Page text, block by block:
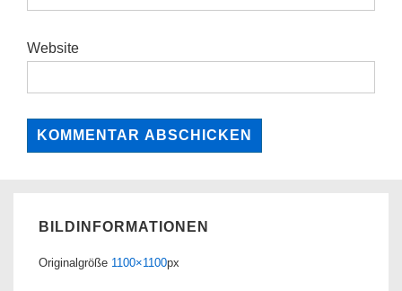
Website
BILDINFORMATIONEN
Originalgröße 1100×1100px